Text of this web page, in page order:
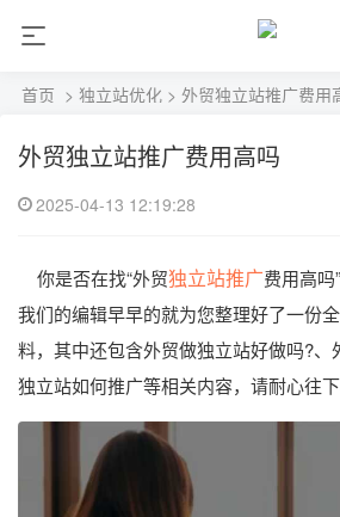
首页 > 独立站优化 > 外贸独立站推广费用
外贸独立站推广费用高吗
2025-04-13 12:19:28
你是否在找“外贸独立站推广费用高吗
我们的编辑早早的就为您整理好了一份
料，其中还包含外贸做独立站好做吗?、
独立站如何推广等相关内容，请耐心往下